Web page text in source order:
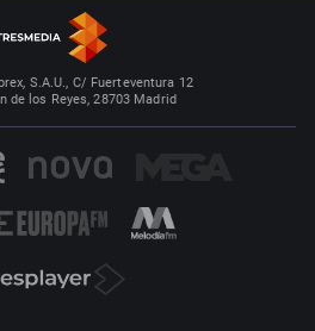
S.A.U., C/ Fuerteventura 12
de los Reyes, 28703 Madrid